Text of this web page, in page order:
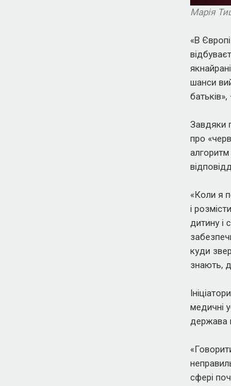
Марія
«В
шанси
Завдяки
про
алгоритм
«Коли я
і
дитину і
куди
знають,
медичні
держава
сфері